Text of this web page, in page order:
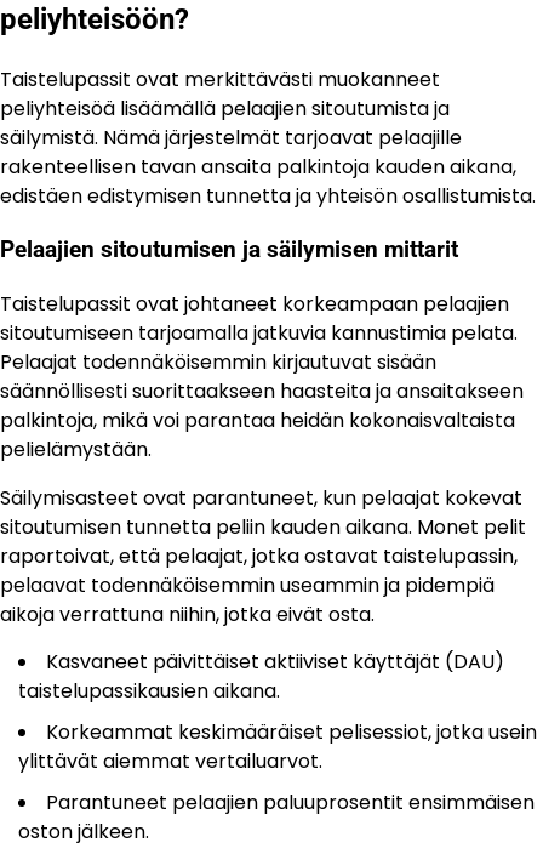
peliyhteisöön?
Taistelupassit ovat merkittävästi muokanneet
peliyhteisöä lisäämällä pelaajien sitoutumista ja
säilymistä. Nämä järjestelmät tarjoavat pelaajille
rakenteellisen tavan ansaita palkintoja kauden aikana,
edistäen edistymisen tunnetta ja yhteisön osallistumista.
Pelaajien sitoutumisen ja säilymisen mittarit
Taistelupassit ovat johtaneet korkeampaan pelaajien
sitoutumiseen tarjoamalla jatkuvia kannustimia pelata.
Pelaajat todennäköisemmin kirjautuvat sisään
säännöllisesti suorittaakseen haasteita ja ansaitakseen
palkintoja, mikä voi parantaa heidän kokonaisvaltaista
pelielämystään.
Säilymisasteet ovat parantuneet, kun pelaajat kokevat
sitoutumisen tunnetta peliin kauden aikana. Monet pelit
raportoivat, että pelaajat, jotka ostavat taistelupassin,
pelaavat todennäköisemmin useammin ja pidempiä
aikoja verrattuna niihin, jotka eivät osta.
Kasvaneet päivittäiset aktiiviset käyttäjät (DAU)
taistelupassikausien aikana.
Korkeammat keskimääräiset pelisessiot, jotka usein
ylittävät aiemmat vertailuarvot.
Parantuneet pelaajien paluuprosentit ensimmäisen
oston jälkeen.